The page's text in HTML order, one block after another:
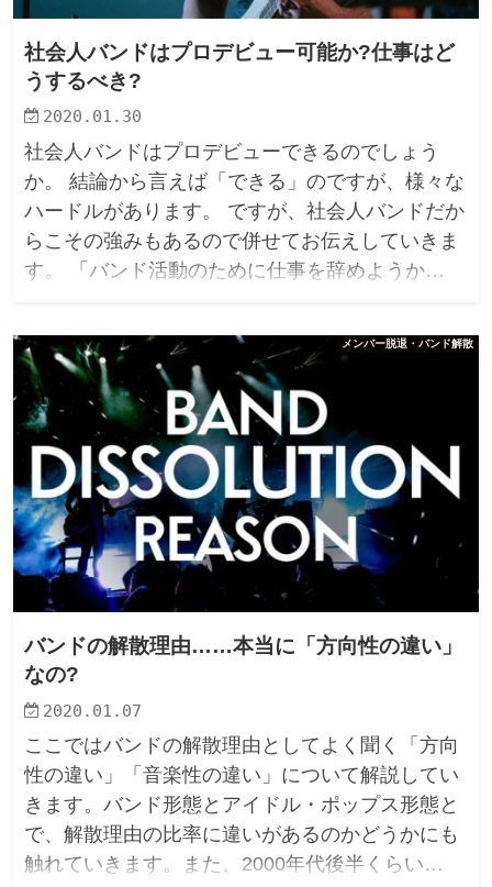
社会人バンドはプロデビュー可能か?仕事はど
うするべき?
2020.01.30
社会人バンドはプロデビューできるのでしょう
か。 結論から言えば「できる」のですが、様々な
ハードルがあります。 ですが、社会人バンドだか
らこその強みもあるので併せてお伝えしていきま
す。 「バンド活動のために仕事を辞めようか…
メンバー脱退・バンド解散
バンドの解散理由……本当に「方向性の違い」
なの?
2020.01.07
ここではバンドの解散理由としてよく聞く「方向
性の違い」「音楽性の違い」について解説してい
きます。バンド形態とアイドル・ポップス形態と
で、解散理由の比率に違いがあるのかどうかにも
触れていきます。また、2000年代後半くらい…